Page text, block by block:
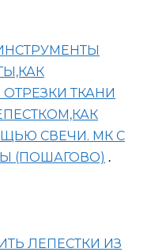
ТКАНИ
СВЕЧИ. МК С
(ПОШАГОВО) .
ЛЕПЕСТКИ ИЗ